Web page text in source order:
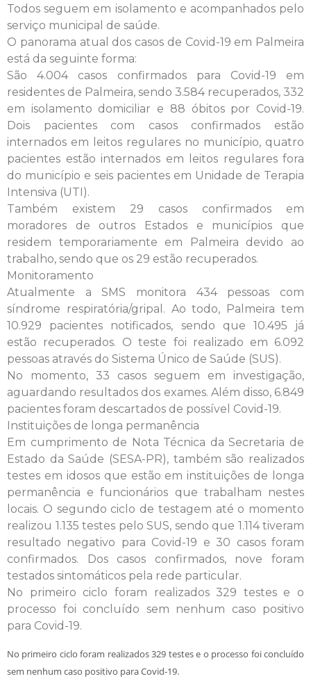
Todos seguem em isolamento e acompanhados pelo
serviço municipal de saúde.
O panorama atual dos casos de Covid-19 em Palmeira
está da seguinte forma:
São 4.004 casos confirmados para Covid-19 em
residentes de Palmeira, sendo 3.584 recuperados, 332
em isolamento domiciliar e 88 óbitos por Covid-19.
Dois pacientes com casos confirmados estão
internados em leitos regulares no município, quatro
pacientes estão internados em leitos regulares fora
do município e seis pacientes em Unidade de Terapia
Intensiva (UTI).
Também existem 29 casos confirmados em
moradores de outros Estados e municípios que
residem temporariamente em Palmeira devido ao
trabalho, sendo que os 29 estão recuperados.
Monitoramento
Atualmente a SMS monitora 434 pessoas com
síndrome respiratória/gripal. Ao todo, Palmeira tem
10.929 pacientes notificados, sendo que 10.495 já
estão recuperados. O teste foi realizado em 6.092
pessoas através do Sistema Único de Saúde (SUS).
No momento, 33 casos seguem em investigação,
aguardando resultados dos exames. Além disso, 6.849
pacientes foram descartados de possível Covid-19.
Instituições de longa permanência
Em cumprimento de Nota Técnica da Secretaria de
Estado da Saúde (SESA-PR), também são realizados
testes em idosos que estão em instituições de longa
permanência e funcionários que trabalham nestes
locais. O segundo ciclo de testagem até o momento
realizou 1.135 testes pelo SUS, sendo que 1.114 tiveram
resultado negativo para Covid-19 e 30 casos foram
confirmados. Dos casos confirmados, nove foram
testados sintomáticos pela rede particular.
No primeiro ciclo foram realizados 329 testes e o
processo foi concluído sem nenhum caso positivo
para Covid-19.
No primeiro ciclo foram realizados 329 testes e o processo foi concluído
sem nenhum caso positivo para Covid-19.